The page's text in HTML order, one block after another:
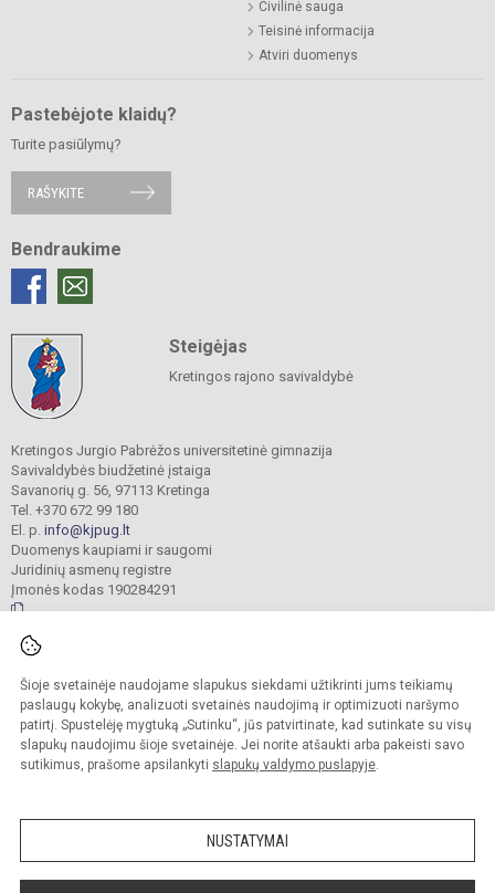
Šioje svetainėje naudojame slapukus siekdami užtikrinti jums teikiamų
paslaugų kokybę, analizuoti svetainės naudojimą ir optimizuoti naršymo
patirtį. Spustelėję mygtuką „Sutinku“, jūs patvirtinate, kad sutinkate su visų
slapukų naudojimu šioje svetainėje. Jei norite atšaukti arba pakeisti savo
sutikimus, prašome apsilankyti slapukų valdymo puslapyje.
NUSTATYMAI
Civilinė sauga
Teisinė informacija
Atviri duomenys
Pastebėjote klaidų?
Turite pasiūlymų?
RAŠYKITE
Bendraukime
Steigėjas
Kretingos rajono savivaldybė
Kretingos Jurgio Pabrėžos universitetinė gimnazija
Savivaldybės biudžetinė įstaiga
Savanorių g. 56, 97113 Kretinga
Tel. +370 672 99 180
El. p. info@kjpug.lt
Duomenys kaupiami ir saugomi
Juridinių asmenų registre
Įmonės kodas 190284291
saugomos.
Kopijuoti turinį be raštiško gimnazijos sutikimo griežtai draudžiama.
Versija neįgaliesiems Slapukų valdymas
Sumanus būdas atnaujinti